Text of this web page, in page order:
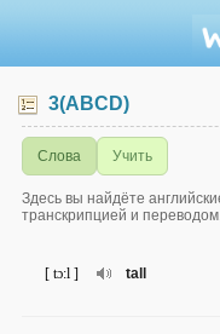
3(ABCD)
Слова Учить
Здесь вы найдёте
транскрипцией и
tall
[ tɔ:l ]